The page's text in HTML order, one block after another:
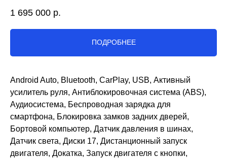
1 695 000 р.
ПОДРОБНЕЕ
Android Auto, Bluetooth, CarPlay, USB, Активный
усилитель руля, Антиблокировочная система (ABS),
Аудиосистема, Беспроводная зарядка для
смартфона, Блокировка замков задних дверей,
Бортовой компьютер, Датчик давления в шинах,
Датчик света, Диски 17, Дистанционный запуск
двигателя, Докатка, Запуск двигателя с кнопки,